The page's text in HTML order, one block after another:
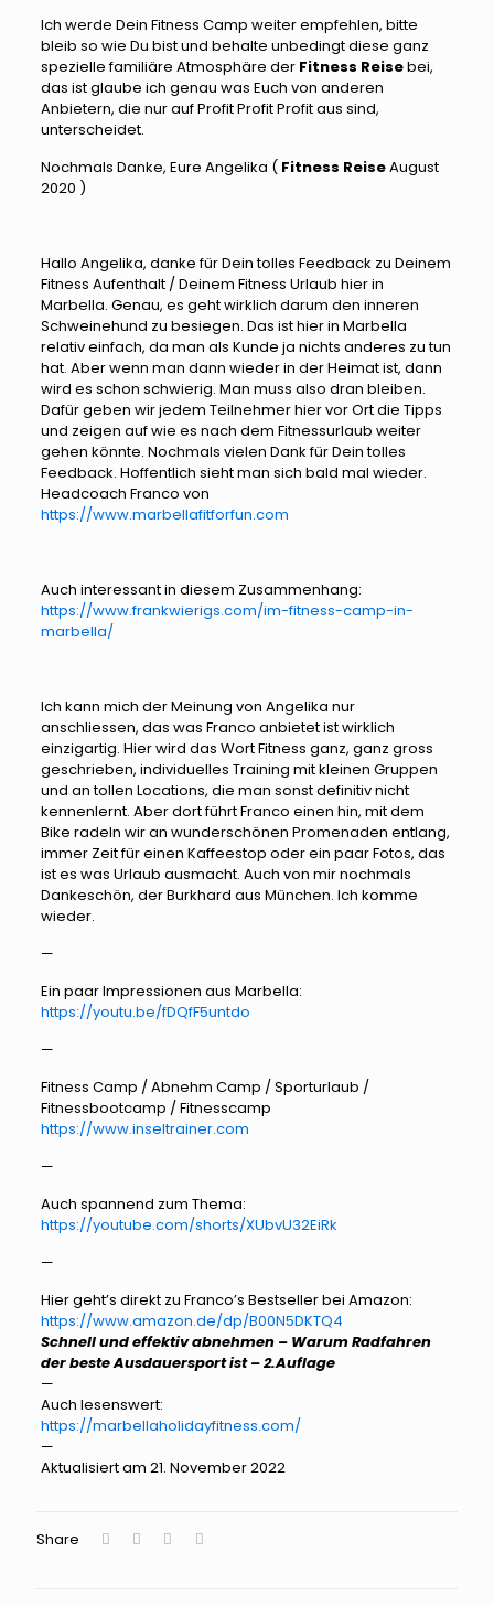
Ich werde Dein Fitness Camp weiter empfehlen, bitte
bleib so wie Du bist und behalte unbedingt diese ganz
spezielle familiäre Atmosphäre der Fitness Reisebei,
das ist glaube ich genau was Euch von anderen
Anbietern, die nur auf Profit Profit Profit aus sind,
unterscheidet.
Nochmals Danke, Eure Angelika ( Fitness ReiseAugust
2020 )
Hallo Angelika, danke für Dein tolles Feedback zu Deinem
Fitness Aufenthalt / Deinem Fitness Urlaub hier in
Marbella. Genau, es geht wirklich darum den inneren
Schweinehund zu besiegen. Das ist hier in Marbella
relativ einfach, da man als Kunde ja nichts anderes zu tun
hat. Aber wenn man dann wieder in der Heimat ist, dann
wird es schon schwierig. Man muss also dran bleiben.
Dafür geben wir jedem Teilnehmer hier vor Ort die Tipps
und zeigen auf wie es nach dem Fitnessurlaub weiter
gehen könnte. Nochmals vielen Dank für Dein tolles
Feedback. Hoffentlich sieht man sich bald mal wieder.
Headcoach Franco von
https://www.marbellafitforfun.com
Auch interessant in diesem Zusammenhang:
https://www.frankwierigs.com/im-fitness-camp-in-
marbella/
Ich kann mich der Meinung von Angelika nur
anschliessen, das was Franco anbietet ist wirklich
einzigartig. Hier wird das Wort Fitness ganz, ganz gross
geschrieben, individuelles Training mit kleinen Gruppen
und an tollen Locations, die man sonst definitiv nicht
kennenlernt. Aber dort führt Franco einen hin, mit dem
Bike radeln wir an wunderschönen Promenaden entlang,
immer Zeit für einen Kaffeestop oder ein paar Fotos, das
ist es was Urlaub ausmacht. Auch von mir nochmals
Dankeschön, der Burkhard aus München. Ich komme
wieder.
—
Ein paar Impressionen aus Marbella:
https://youtu.be/fDQfF5untdo
—
Fitness Camp / Abnehm Camp / Sporturlaub /
Fitnessbootcamp / Fitnesscamp
https://www.inseltrainer.com
—
Auch spannend zum Thema:
https://youtube.com/shorts/XUbvU32EiRk
—
Hier geht’s direkt zu Franco’s Bestseller bei Amazon:
https://www.amazon.de/dp/B00N5DKTQ4
Schnell und effektiv abnehmen – Warum Radfahren
der beste Ausdauersport ist – 2.Auflage
—
Auch lesenswert:
https://marbellaholidayfitness.com/
—
Aktualisiert am 21. November 2022
Share